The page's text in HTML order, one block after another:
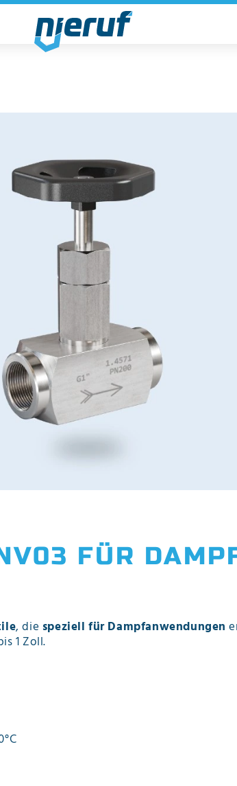
FÜR
, die speziell für Dampfanwendungen
1 Zoll.